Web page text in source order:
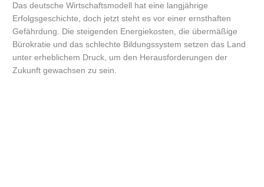
Das deutsche Wirtschaftsmodell hat eine langjährige
Erfolgsgeschichte, doch jetzt steht es vor einer ernsthaften
Gefährdung. Die steigenden Energiekosten, die übermäßige
Bürokratie und das schlechte Bildungssystem setzen das Land
unter erheblichem Druck, um den Herausforderungen der
Zukunft gewachsen zu sein.